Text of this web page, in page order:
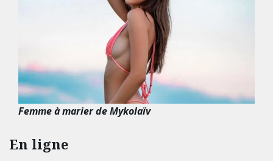
Femme à marier de Mykolaïv
En ligne